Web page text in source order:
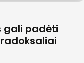
gali padėti